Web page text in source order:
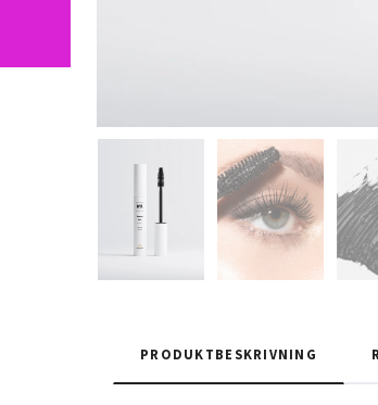
PRODUKTBESKRIVNING